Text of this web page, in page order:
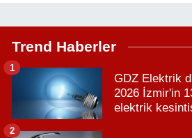
Trend Haberler
GDZ Elektrik
2026 İzmir'in
elektrik
1
2